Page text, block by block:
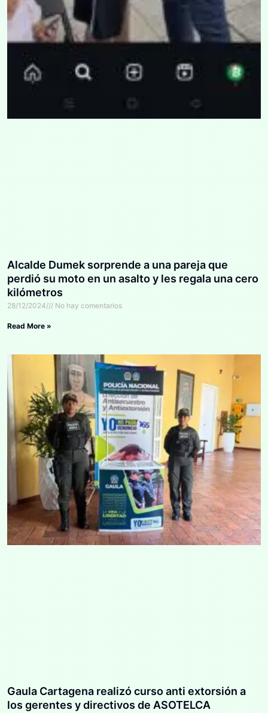
Alcalde Dumek sorprende a una pareja que
perdió su moto en un asalto y les regala una cero
kilómetros
28/12/2024 No hay comentarios
Read More »
Gaula Cartagena realizó curso anti extorsión a
los gerentes y directivos de ASOTELCA